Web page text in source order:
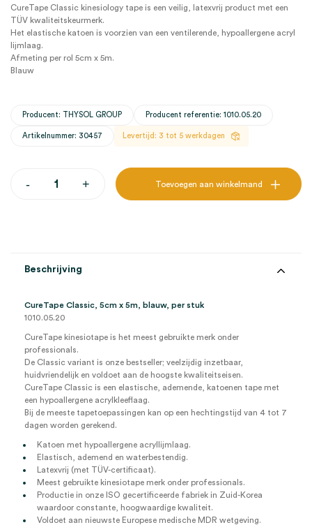
CureTape Classic kinesiology tape is een veilig, latexvrij product met een
TÜV kwaliteitskeurmerk.
Het elastische katoen is voorzien van een ventilerende, hypoallergene acryl
lijmlaag.
Afmeting per rol 5cm x 5m.
Blauw
Producent: THYSOL GROUP Producent referentie: 1010.05.20
Artikelnummer: 30457 Levertijd: 3 tot 5 werkdagen
-CureTape
aantal
+ Toevoegen aan winkelmand
Beschrijving
CureTape Classic, 5cm x 5m, blauw, per stuk
1010.05.20
CureTape kinesiotape is het meest gebruikte merk onder
professionals.
De Classic variant is onze bestseller; veelzijdig inzetbaar,
huidvriendelijk en voldoet aan de hoogste kwaliteitseisen.
CureTape Classic is een elastische, ademende, katoenen tape met
een hypoallergene acrylkleeflaag.
Bij de meeste tapetoepassingen kan op een hechtingstijd van 4 tot 7
dagen worden gerekend.
Katoen met hypoallergene acryllijmlaag.
Elastisch, ademend en waterbestendig.
Latexvrij (met TÜV-certificaat).
Meest gebruikte kinesiotape merk onder professionals.
Productie in onze ISO gecertificeerde fabriek in Zuid-Korea
waardoor constante, hoogwaardige kwaliteit.
Voldoet aan nieuwste Europese medische MDR wetgeving.